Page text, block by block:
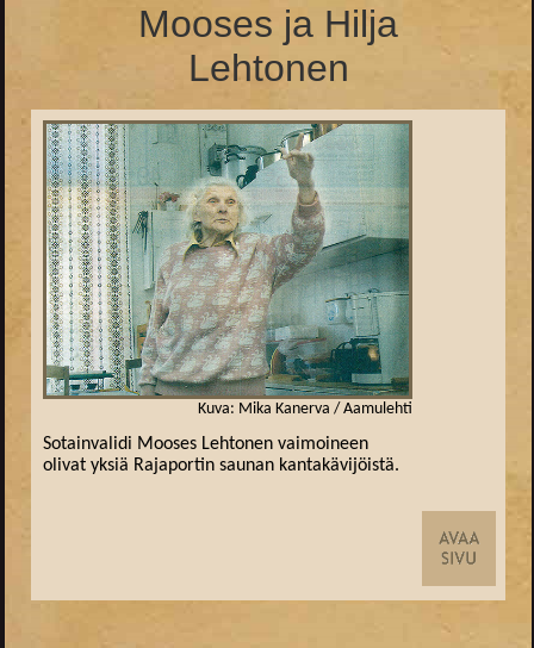
Mooses ja Hilja
Lehtonen
Kuva: Mika Kanerva / Aamulehti
Sotainvalidi Mooses Lehtonen vaimoineen
olivat yksiä Rajaportin saunan kantakävijöistä.